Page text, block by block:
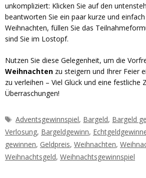
unkompliziert: Klicken Sie auf den
beantworten Sie ein paar kurze und
Weihnachten, füllen Sie das
sind Sie im Lostopf.
Nutzen Sie diese Gelegenheit, um die
Weihnachten zu steigern und Ihrer Feier
zu verleihen – Viel Glück und eine festliche
Überraschungen!
Schlagwörter
Adventsgewinnspiel, Bargeld, Bargeld
Verlosung, Bargeldgewinn,
gewinnen, Geldpreis, Weihnachten,
Weihnachtsgeld, Weihnachtsgewinnspiel